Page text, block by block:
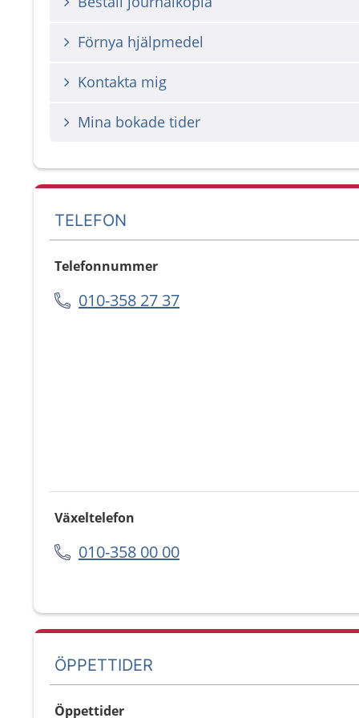
Förnya hjälpmedel
Kontakta mig
Mina bokade tider
TELEFON
Telefonnummer
010-358 27 37
Växeltelefon
010-358 00 00
ÖPPETTIDER
Öppettider